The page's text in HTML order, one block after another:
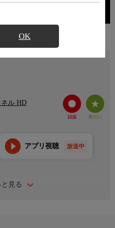
OK
ル HD
と見る
アプリ視聴 放送中